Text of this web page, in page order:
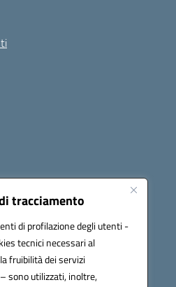
tracciamento
di profilazione degli utenti -
tecnici necessari al
fruibilità dei servizi
sono utilizzati, inoltre,
Seguici su: